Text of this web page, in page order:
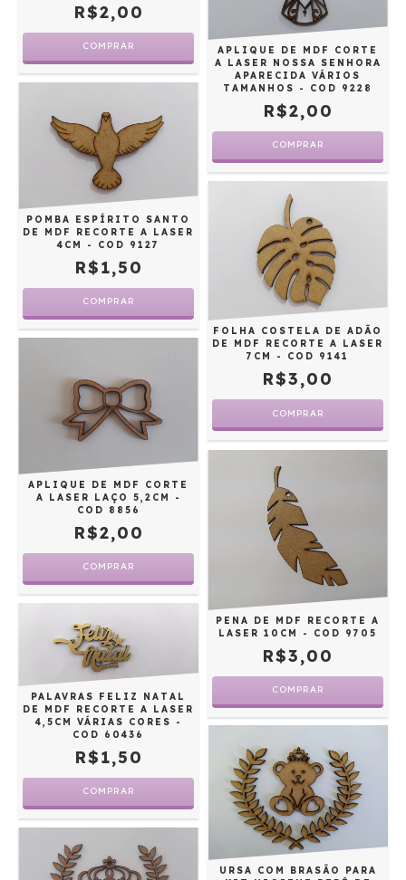
R$2,00
APLIQUE DE MDF CORTE
A LASER NOSSA SENHORA
APARECIDA VÁRIOS
TAMANHOS - COD 9228
R$2,00
COMPRAR
POMBA ESPÍRITO SANTO
DE MDF RECORTE A LASER
4CM - COD 9127
R$1,50
COMPRAR
FOLHA COSTELA DE ADÃO
DE MDF RECORTE A LASER
7CM - COD 9141
R$3,00
APLIQUE DE MDF CORTE
A LASER LAÇO 5,2CM -
COD 8856
R$2,00
PENA DE MDF RECORTE A
LASER 10CM - COD 9705
R$3,00
PALAVRAS FELIZ NATAL
DE MDF RECORTE A LASER
4,5CM VÁRIAS CORES -
COD 60436
R$1,50
COMPRAR
URSA COM BRASÃO PARA